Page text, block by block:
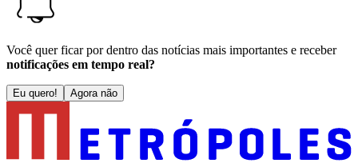
Você quer ficar por dentro das notícias mais importantes e receber
notificações em tempo real?
Eu quero! Agora não